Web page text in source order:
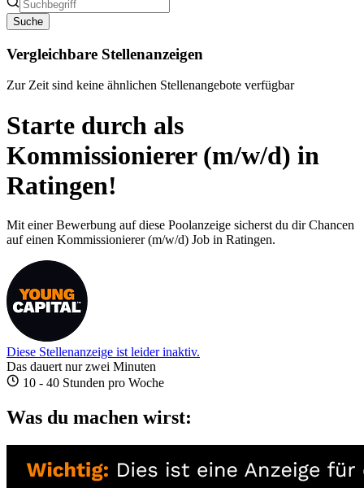
Suche
Vergleichbare Stellenanzeigen
Zur Zeit sind keine ähnlichen Stellenangebote verfügbar
Starte durch als
Kommissionierer (m/w/d) in
Ratingen!
Mit einer Bewerbung auf diese Poolanzeige sicherst du dir Chancen
auf einen Kommissionierer (m/w/d) Job in Ratingen.
Diese Stellenanzeige ist leider inaktiv.
Das dauert nur zwei Minuten
10 - 40 Stunden pro Woche
Was du machen wirst: